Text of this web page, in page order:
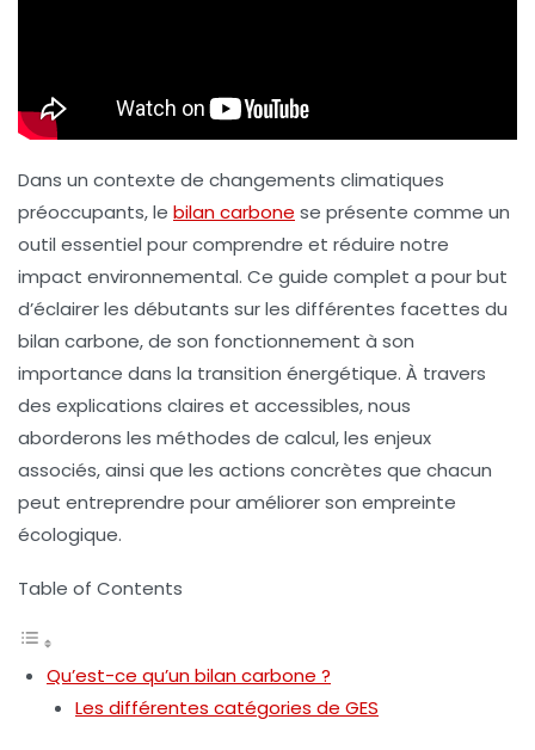
Dans un contexte de changements climatiques
préoccupants, le bilan carbone se présente comme un
outil essentiel pour comprendre et réduire notre
impact environnemental. Ce guide complet a pour but
d’éclairer les débutants sur les différentes facettes du
bilan carbone, de son fonctionnement à son
importance dans la transition énergétique. À travers
des explications claires et accessibles, nous
aborderons les méthodes de calcul, les enjeux
associés, ainsi que les actions concrètes que chacun
peut entreprendre pour améliorer son empreinte
écologique.
Table of Contents
Qu’est-ce qu’un bilan carbone ?
Les différentes catégories de GES